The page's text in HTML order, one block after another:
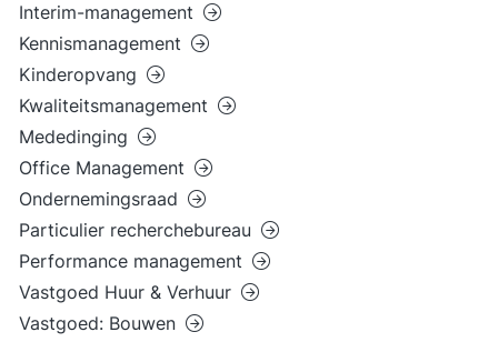
Interim-management
Kennismanagement
Kinderopvang
Kwaliteitsmanagement
Mededinging
Office Management
Ondernemingsraad
Particulier recherchebureau
Performance management
Vastgoed Huur & Verhuur
Vastgoed: Bouwen